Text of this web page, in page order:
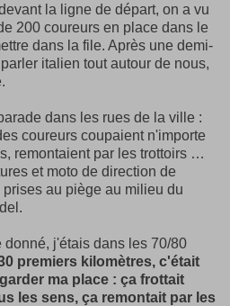
la ligne de départ, on a vu
200 coureurs en place dans le
dans la file. Après une demi-
italien tout autour de nous,
dans les rues de la ville :
coureurs coupaient n'importe
remontaient par les trottoirs …
et moto de direction de
au piège au milieu du
j'étais dans les 70/80
premiers kilomètres, c'était
ma place : ça frottait
les sens, ça remontait par les